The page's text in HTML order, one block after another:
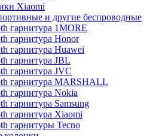
Xiaomi
и другие беспроводные
гарнитура 1MORE
гарнитура Honor
гарнитура Huawei
гарнитура JBL
гарнитура JVC
гарнитура MARSHALL
гарнитура Nokia
гарнитура Samsung
гарнитура Xiaomi
гарнитуры Tecno